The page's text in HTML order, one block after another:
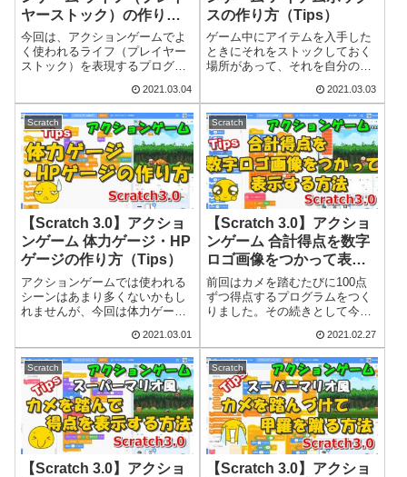
ヤーストック）の作り方
（Tips）
今回は、アクションゲームでよ
く使われるライフ（プレイヤー
ストック）を表現するプログラ
事では、敵から受けたダメージ
をHPゲージで表現するプログラ
ムを紹介しましたが、ライフが
使われる場面の方がメジャーか
もしれません。...
2021.03.04
スの作り方（Tips）
ゲーム中にアイテムを入手した
ときにそれをストックしておく
場所があって、それを自分の好
と、ゲーム戦略が立てられるよ
うになるので面白さが格段に増
すと思います。今回はそのよう
なアイテムをストックしておけ
るアイテムボックス...
2021.03.03
Scratch
【Scratch 3.0】アクショ
ンゲーム 体力ゲージ・HP
ゲージの作り方（Tips）
アクションゲームでは使われる
シーンはあまり多くないかもし
れませんが、今回は体力ゲー
がホントの呼び方？）を表現す
るプログラムをつくってみま
す。この記事を読んでいただく
と、アクションゲームで体力ゲ
ージ・HPゲージを...
2021.03.01
Scratch
【Scratch 3.0】アクショ
ンゲーム 合計得点を数字
ロゴ画像をつかって表示
する方法（Tips）
前回はカメを踏むたびに100点
ずつ得点するプログラムをつく
りました。その続きとして今回
ラムをつくっていきます。表示
する数字は前回と同様、数字の
形をした画像をつかいます。同
じ数字でも毎回新しい数字を登
場させるのと、...
2021.02.27
Scratch
【Scratch 3.0】アクショ
Scratch
【Scratch 3.0】アクショ